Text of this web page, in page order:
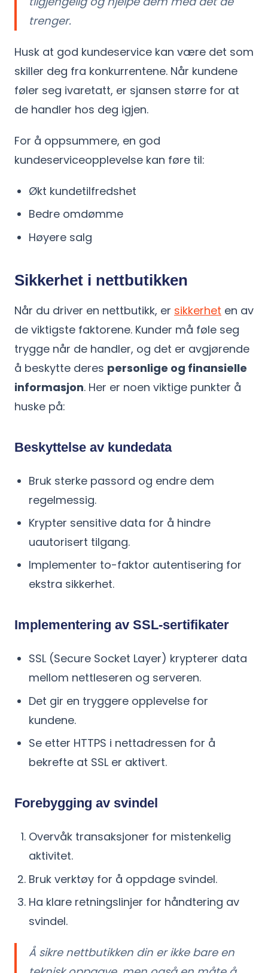
trenger.
Husk at god kundeservice kan være det som
skiller deg fra konkurrentene. Når kundene
føler seg ivaretatt, er sjansen større for at
de handler hos deg igjen.
For å oppsummere, en god
kundeserviceopplevelse kan føre til:
Økt kundetilfredshet
Bedre omdømme
Høyere salg
Sikkerhet i nettbutikken
Når du driver en nettbutikk, er sikkerhet en av
de viktigste faktorene. Kunder må føle seg
trygge når de handler, og det er avgjørende
å beskytte deres personlige og finansielle
informasjon. Her er noen viktige punkter å
huske på:
Beskyttelse av kundedata
Bruk sterke passord og endre dem
regelmessig.
Krypter sensitive data for å hindre
uautorisert tilgang.
Implementer to-faktor autentisering for
ekstra sikkerhet.
Implementering av SSL-sertifikater
SSL (Secure Socket Layer) krypterer data
mellom nettleseren og serveren.
Det gir en tryggere opplevelse for
kundene.
Se etter HTTPS i nettadressen for å
bekrefte at SSL er aktivert.
Forebygging av svindel
Overvåk transaksjoner for mistenkelig
aktivitet.
Bruk verktøy for å oppdage svindel.
Ha klare retningslinjer for håndtering av
svindel.
Å sikre nettbutikken din er ikke bare en